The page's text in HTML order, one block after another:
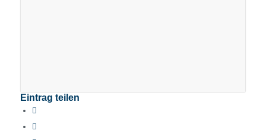
Eintrag teilen